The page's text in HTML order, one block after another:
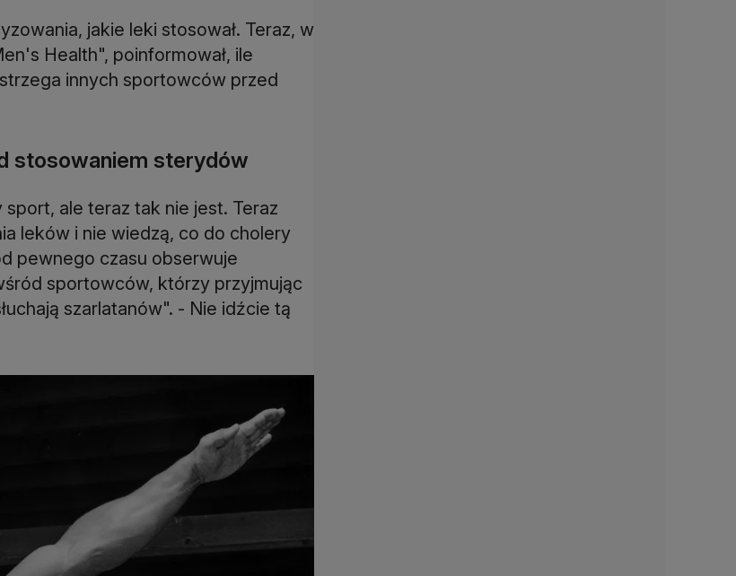
jakie leki stosował. Teraz, w
Health", poinformował, ile
innych sportowców przed
stosowaniem sterydów
ale teraz tak nie jest. Teraz
leków i nie wiedzą, co do cholery
pewnego czasu obserwuje
sportowców, którzy przyjmując
szarlatanów". - Nie idźcie tą